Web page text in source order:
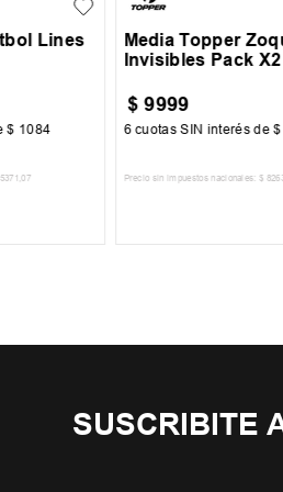
Lines
$ 1084
5371 ,07
Media Topper
Invisibles Pack X2
$ 9999
6 cuotas SIN interés de$
Precio sin impuestos nacionales: $
SUSCRIBITE